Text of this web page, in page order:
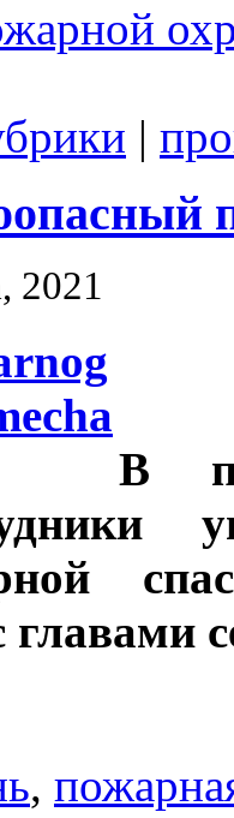
|
2021
В
главами
,